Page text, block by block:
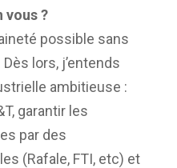
vous ?
possible sans
lors, j’entends
ambitieuse :
garantir les
par des
(Rafale, FTI, etc) et